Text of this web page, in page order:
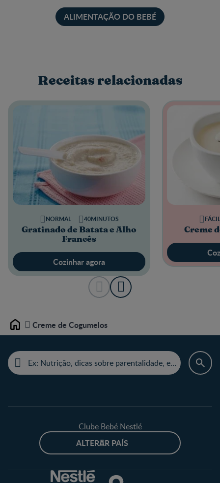
ALIMENTAÇÃO DO BEBÉ
Receitas relacionadas
Gratinado de Batata e Alho
Francês
NORMAL 40MINUTOS
Cozinhar agora
Creme
FÁCIL
Home Creme de Cogumelos
Clube Bebé Nestlé
ALTERAR PAÍS